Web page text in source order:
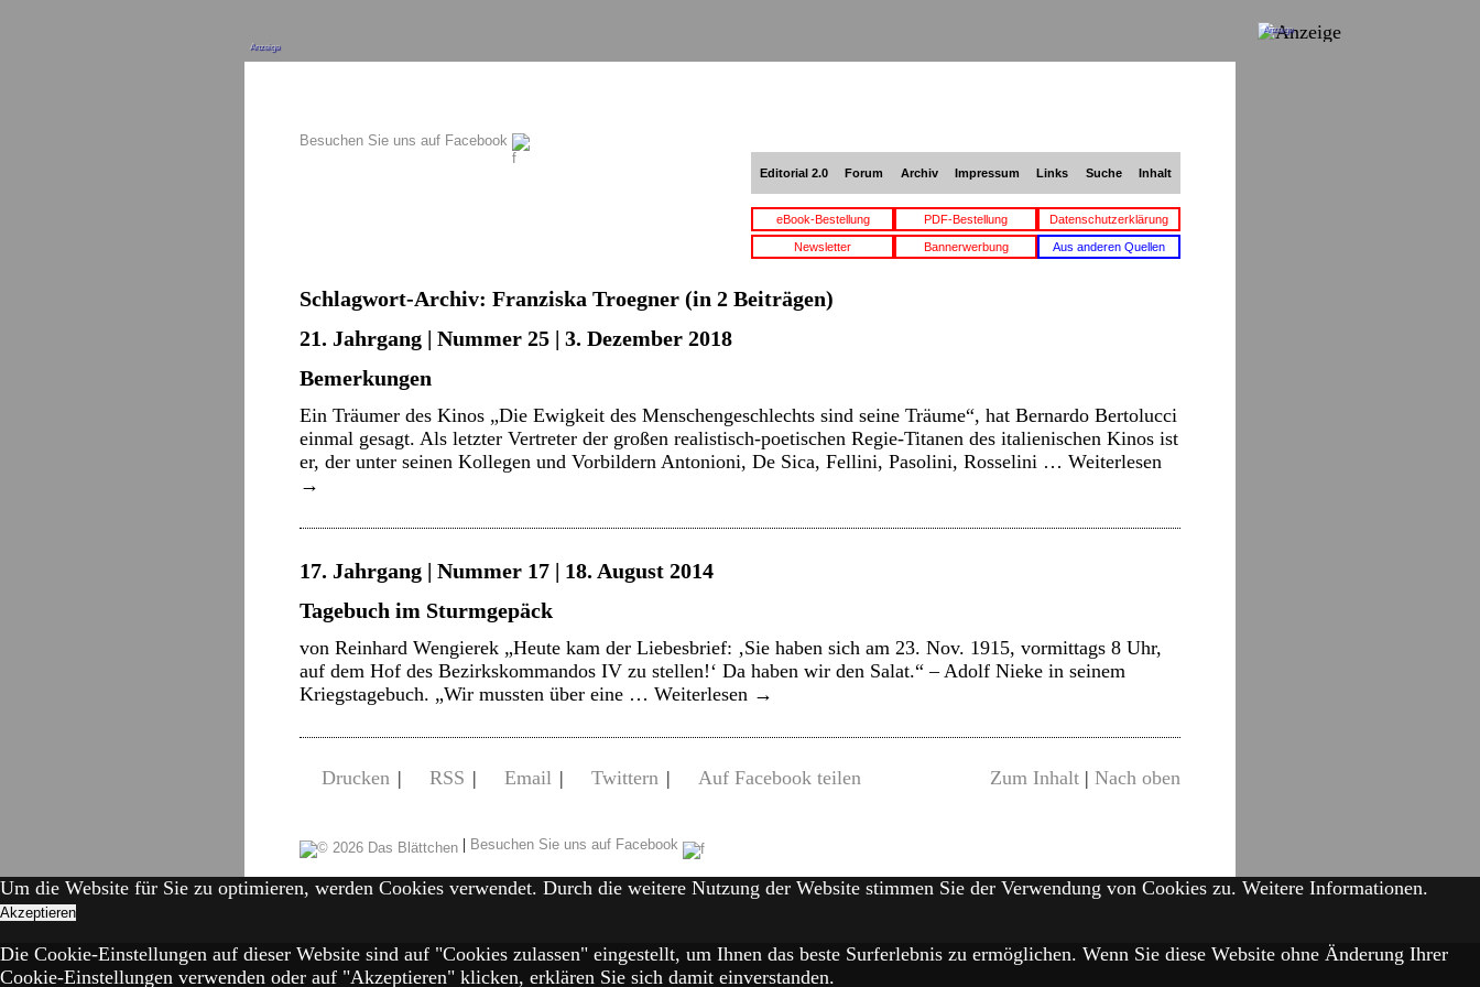
Anzeige
Besuchen Sie uns auf Facebook
Editorial 2.0 Forum Archiv Impressum Links Suche Inhalt
eBook-Bestellung PDF-Bestellung Datenschutzerklärung
Newsletter Bannerwerbung Aus anderen Quellen
Schlagwort-Archiv: Franziska Troegner (in 2 Beiträgen)
21. Jahrgang | Nummer 25 | 3. Dezember 2018
Bemerkungen
Ein Träumer des Kinos „Die Ewigkeit des Menschengeschlechts sind seine Träume“, hat Bernardo Bertolucci
einmal gesagt. Als letzter Vertreter der großen realistisch-poetischen Regie-Titanen des italienischen Kinos ist
er, der unter seinen Kollegen und Vorbildern Antonioni, De Sica, Fellini, Pasolini, Rosselini … Weiterlesen
→
17. Jahrgang | Nummer 17 | 18. August 2014
Tagebuch im Sturmgepäck
von Reinhard Wengierek „Heute kam der Liebesbrief: ‚Sie haben sich am 23. Nov. 1915, vormittags 8 Uhr,
auf dem Hof des Bezirkskommandos IV zu stellen!‘ Da haben wir den Salat.“ – Adolf Nieke in seinem
Kriegstagebuch. „Wir mussten über eine … Weiterlesen →
Drucken | RSS | Email | Twittern | Auf Facebook teilen Zum Inhalt | Nach oben
| Besuchen Sie uns auf Facebook
Anzeige
Um die Website für Sie zu optimieren, werden Cookies verwendet. Durch die weitere Nutzung der Website stimmen Sie der Verwendung von Cookies zu. Weitere Informationen.
Akzeptieren
Die Cookie-Einstellungen auf dieser Website sind auf "Cookies zulassen" eingestellt, um Ihnen das beste Surferlebnis zu ermöglichen. Wenn Sie diese Website ohne Änderung Ihrer
Cookie-Einstellungen verwenden oder auf "Akzeptieren" klicken, erklären Sie sich damit einverstanden.